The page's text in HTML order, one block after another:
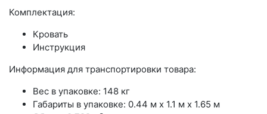
Комплектация:
Кровать
Инструкция
Информация для транспортировки товара:
Вес в упаковке: 148 кг
Габариты в упаковке: 0.44 м x 1.1 м x 1.65 м